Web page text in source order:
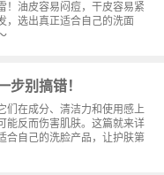
！油皮容易闷痘，干皮容易紧
，选出真正适合自己的洗面
步别搞错！
们在成分、清洁力和使用感上
能反而伤害肌肤。这篇就来详
合自己的洗脸产品，让护肤第